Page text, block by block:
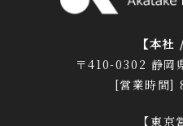
【本社
〒410-0302 静岡
[営業時間]
【東京